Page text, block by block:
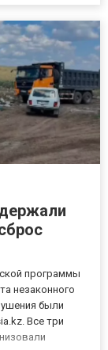
программы
незаконного
были
Все три